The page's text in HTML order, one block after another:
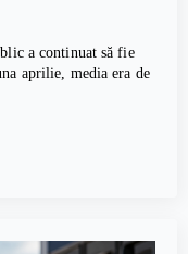
a continuat să fie
aprilie, media era de